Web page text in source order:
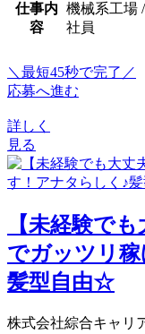
仕事内
容
機械系工場
社員
＼最短45秒で完了／
応募へ進む
詳しく
見る
【未経験で
でガッツリ
髪型自由☆
株式会社綜合キャリ